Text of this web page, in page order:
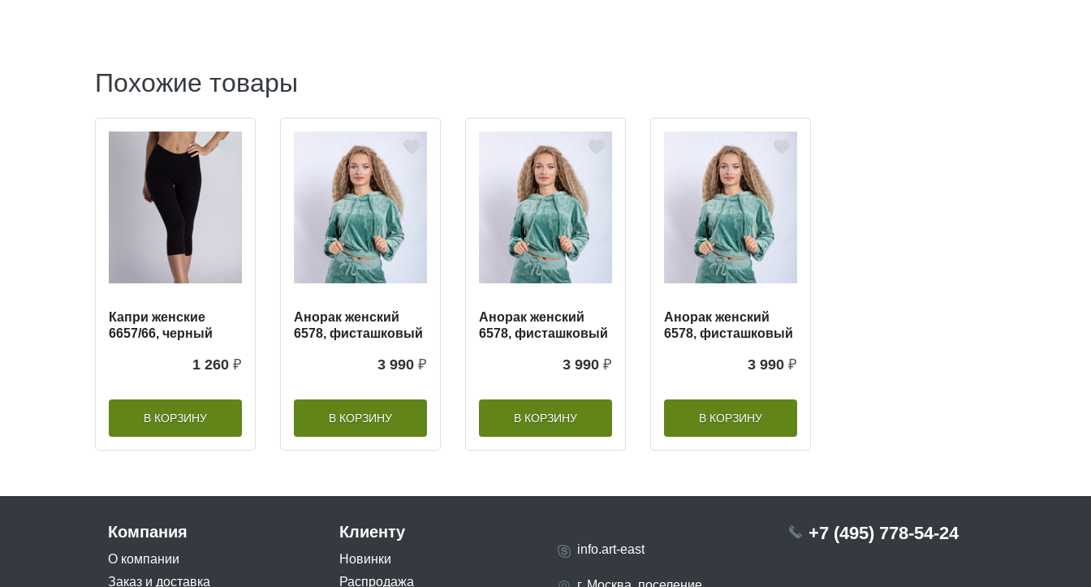
Похожие товары
Капри женские
6657/66, черный
1 260 ₽
В КОРЗИНУ
Анорак женский
6578, фисташковый
3 990 ₽
В КОРЗИНУ
Анорак женский
6578, фисташковый
3 990 ₽
В КОРЗИНУ
Анорак женский
6578, фисташковый
3 990 ₽
В КОРЗИНУ
Компания
О компании
Заказ и доставка
Клиенту
Новинки
Распродажа
info.art-east
+7 (495) 778-54-24